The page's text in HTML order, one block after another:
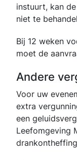
instuurt, kan
niet te
Bij 12 weken
moet de
Andere
Voor uw
extra
een
Leefomgeving